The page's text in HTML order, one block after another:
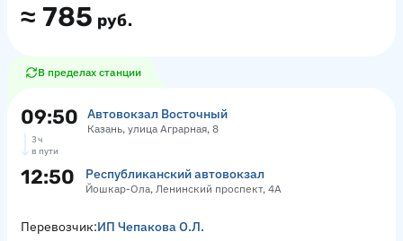
≈ 785 руб.
В пределах станции
09:50 Автовокзал Восточный
Казань, улица Аграрная, 8
3 ч
в пути
12:50 Республиканский автовокзал
Йошкар-Ола, Ленинский проспект, 4А
Перевозчик:ИП Чепакова О.Л.